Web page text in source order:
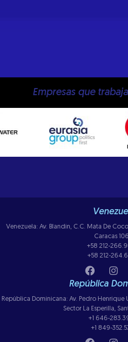
Empresas que
Venezuela: Av. Blandin, C.C. Mata De
Caracas
+58 212-
+58 212-
República
República Dominicana: Av. Pedro Henrique
Sector La Esperilla,
+1 646-
+1 849-